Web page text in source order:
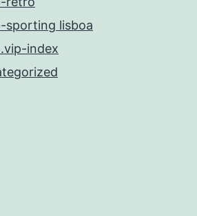
sporting lisboa
index